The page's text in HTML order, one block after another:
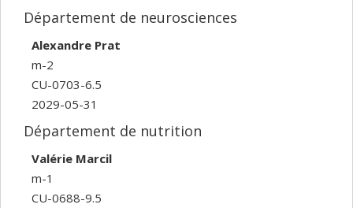
Département de neurosciences
Alexandre Prat
m-2
CU-0703-6.5
2029-05-31
Département de nutrition
Valérie Marcil
m-1
CU-0688-9.5